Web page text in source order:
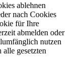
ablehnen
nach Cookies
für Ihre
abmelden oder
nutzen
gesetzten